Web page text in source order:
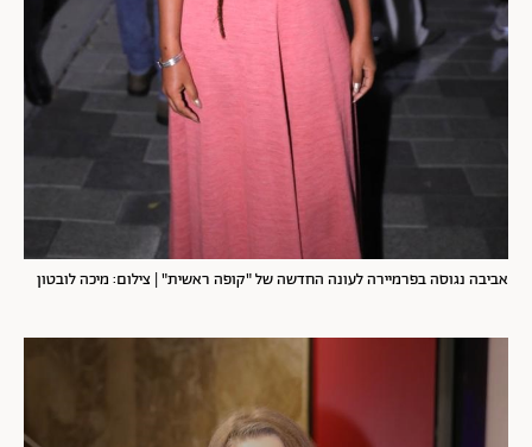
אביבה נגוסה בפרמיירה לעונה החדשה של "קופה ראשית" | צילום: מיכה לובטון